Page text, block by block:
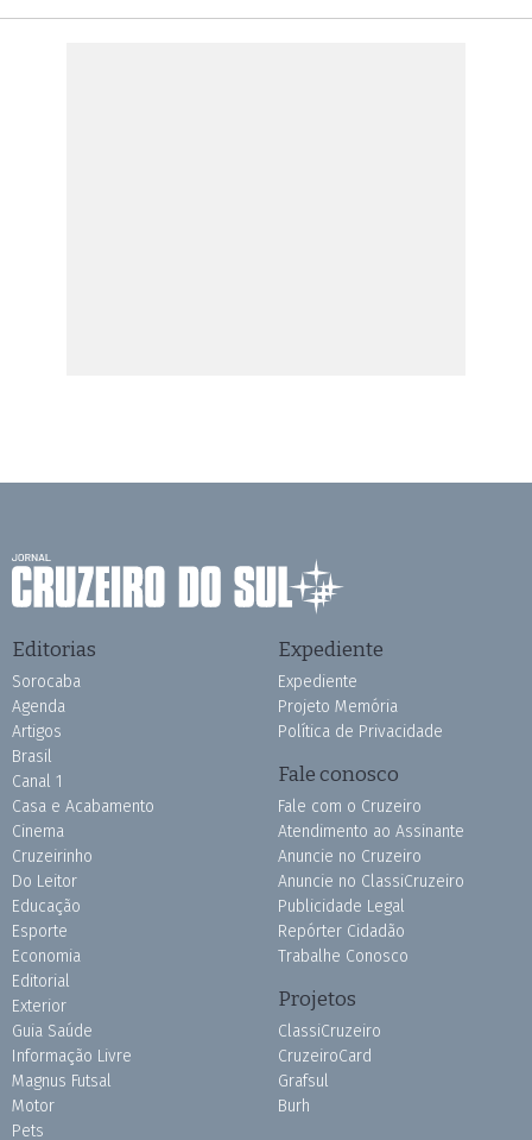
Editorias
Sorocaba
Agenda
Artigos
Brasil
Canal 1
Casa e Acabamento
Cinema
Cruzeirinho
Do Leitor
Educação
Esporte
Economia
Editorial
Exterior
Guia Saúde
Informação Livre
Magnus Futsal
Motor
Pets
Expediente
Expediente
Projeto Memória
Política de Privacidade
Fale conosco
Fale com o Cruzeiro
Atendimento ao Assinante
Anuncie no Cruzeiro
Anuncie no ClassiCruzeiro
Publicidade Legal
Repórter Cidadão
Trabalhe Conosco
Projetos
ClassiCruzeiro
CruzeiroCard
Grafsul
Burh